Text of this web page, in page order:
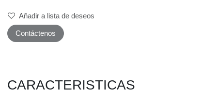
Añadir a lista de deseos
Contáctenos
CARACTERISTICAS